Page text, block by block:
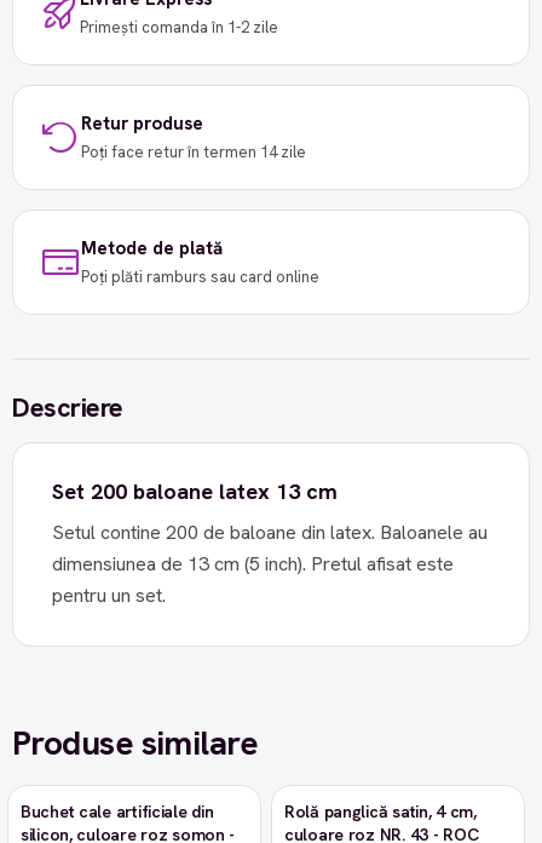
Primești comanda în 1-2 zile
Retur produse
Poți face retur în termen 14 zile
Metode de plată
Poți plăti ramburs sau card online
Descriere
Set 200 baloane latex 13 cm
Setul contine 200 de baloane din latex. Baloanele au
dimensiunea de 13 cm (5 inch). Pretul afisat este
pentru un set.
Produse similare
Buchet cale artificiale din
silicon, culoare roz somon -
-9%
Rolă panglică satin, 4 cm,
culoare roz NR. 43 - ROC